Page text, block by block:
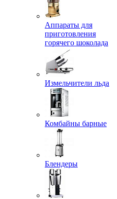
Аппараты для
приготовления
горячего шоколада
Измельчители льда
Комбайны барные
Блендеры